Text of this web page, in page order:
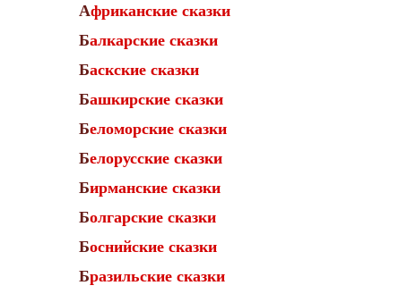
Африканские сказки
Балкарские сказки
Баскские сказки
Башкирские сказки
Беломорские сказки
Белорусские сказки
Бирманские сказки
Болгарские сказки
Боснийские сказки
Бразильские сказки